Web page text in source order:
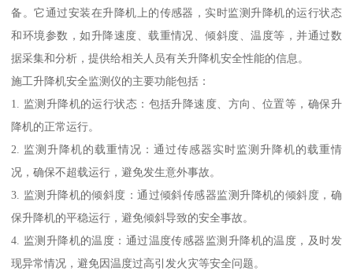
备。它通过安装在升降机上的传感器，实时监测升降机的运行状态
和环境参数，如升降速度、载重情况、倾斜度、温度等，并通过数
据采集和分析，提供给相关人员有关升降机安全性能的信息。
施工升降机安全监测仪的主要功能包括：
1. 监测升降机的运行状态：包括升降速度、方向、位置等，确保升
降机的正常运行。
2. 监测升降机的载重情况：通过传感器实时监测升降机的载重情
况，确保不超载运行，避免发生意外事故。
3. 监测升降机的倾斜度：通过倾斜传感器监测升降机的倾斜度，确
保升降机的平稳运行，避免倾斜导致的安全事故。
4. 监测升降机的温度：通过温度传感器监测升降机的温度，及时发
现异常情况，避免因温度过高引发火灾等安全问题。